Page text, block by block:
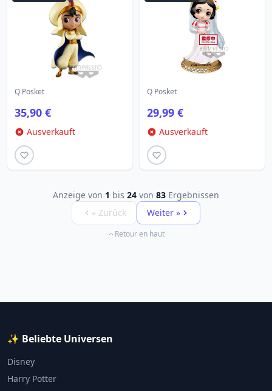
Q Posket
35,90 €
Ausverkauft
Q Posket
29,99 €
Ausverkauft
Anzeige von 1 bis 24 von 83 Ergebnissen
« Zurück
Weiter »
Retour en haut
✨ Beliebte Universen
Disney
Harry Potter